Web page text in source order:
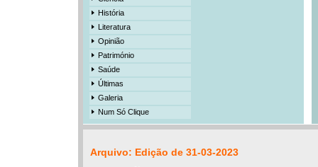
História
Literatura
Opinião
Património
Saúde
Últimas
Galeria
Num Só Clique
Arquivo: Edição de 31-03-2023